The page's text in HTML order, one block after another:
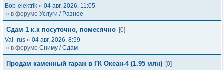
Bob-elektrik « 04 авг, 2026, 11:05
» в форуме Услуги / Разное
Сдам 1 к.к посуточно, помесячно [0]
Val_rus « 04 авг, 2026, 8:59
» в форуме Сниму / Сдам
Продам каменный гараж в ГК Океан-4 (1.95 млн) [0]